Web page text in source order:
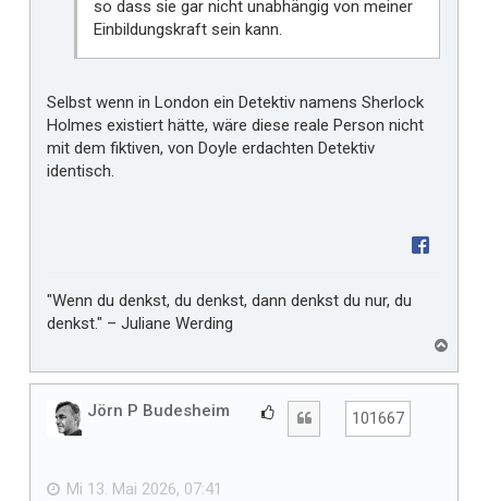
so dass sie gar nicht unabhängig von meiner
Einbildungskraft sein kann.
Selbst wenn in London ein Detektiv namens Sherlock
Holmes existiert hätte, wäre diese reale Person nicht
mit dem fiktiven, von Doyle erdachten Detektiv
identisch.
"Wenn du denkst, du denkst, dann denkst du nur, du
denkst." – Juliane Werding
c
Jörn P Budesheim 101667
Mi 13. Mai 2026, 07:41